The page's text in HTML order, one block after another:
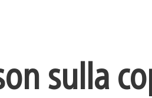
sulla